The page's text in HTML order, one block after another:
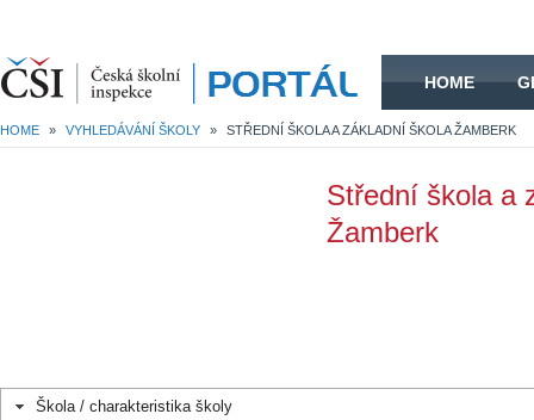
HOME
HOME » VYHLEDÁVÁNÍ ŠKOLY » STŘEDNÍ ŠKOLA A ZÁKLADNÍ ŠKOLA ŽAMBERK
Střední škola a
Žamberk
Škola / charakteristika školy